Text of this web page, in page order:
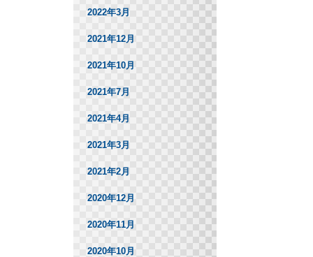
2022年3月
2021年12月
2021年10月
2021年7月
2021年4月
2021年3月
2021年2月
2020年12月
2020年11月
2020年10月